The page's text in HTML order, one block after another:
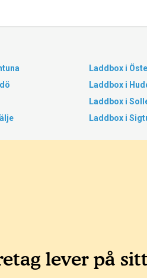
Laddbox i
Laddbox i
Laddbox i
Laddbox i
lever på